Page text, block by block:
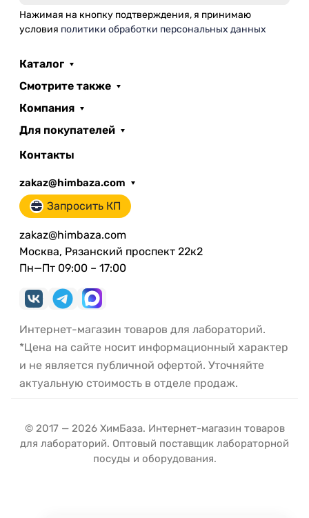
Нажимая на кнопку подтверждения, я принимаю
условия политики обработки персональных данных
Каталог
Смотрите также
Компания
Для покупателей
Контакты
zakaz@himbaza.com
Запросить КП
zakaz@himbaza.com
Москва, Рязанский проспект 22к2
Пн—Пт 09:00 – 17:00
Интернет-магазин товаров для лабораторий.
*Цена на сайте носит информационный характер
и не является публичной офертой. Уточняйте
актуальную стоимость в отделе продаж.
© 2017 — 2026 ХимБаза. Интернет-магазин товаров
для лабораторий. Оптовый поставщик лабораторной
посуды и оборудования.